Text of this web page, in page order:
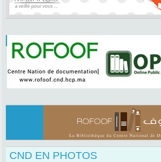
CND EN PHOTOS